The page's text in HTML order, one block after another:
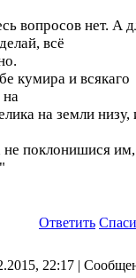
или искреннее
основе своего
вопросов нет. А
всё
кумира и всякаго
на
на земли низу,
поклонишися
Ответить
22:17 |